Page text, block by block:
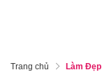
Trang chủ Làm Đẹp